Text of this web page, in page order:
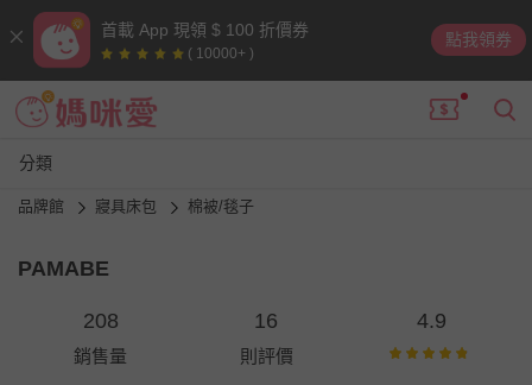
首載 App 現領 $ 100 折價券
( 10000+ )
點我領券
分類
品牌館 寢具床包 棉被/毯子
PAMABE
208
銷售量
16
則評價
4.9